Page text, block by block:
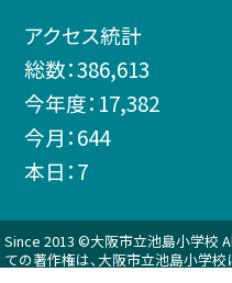
アクセス統計
総数：386,613
今年度： 17,382
今月：644
本日：7
Since 2013 ©大阪市立池島小学校
ての著作権は、大阪市立池島小学校